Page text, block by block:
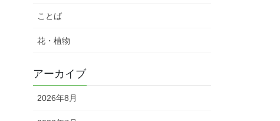
ことば
花・植物
アーカイブ
2026年8月